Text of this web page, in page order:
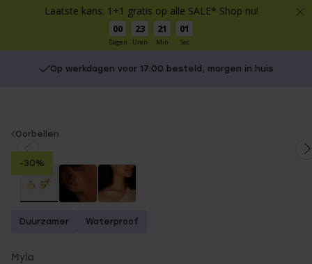
Laatste kans: 1+1 gratis op alle SALE* Shop nu!
00
Dagen
23
Uren
21
Min
01
Sec
Op werkdagen voor 17:00 besteld, morgen in huis
You
are
here:
Oorbellen
-30%
Duurzamer Waterproof
Myla